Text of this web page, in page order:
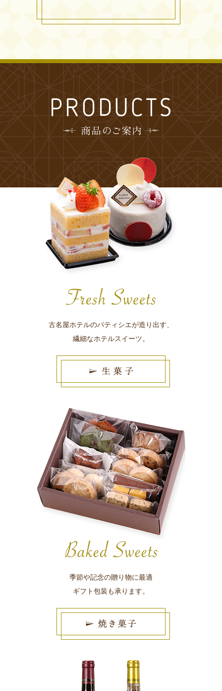
古名屋ホテルのパティシエが造り出す、
繊細なホテルスイーツ。
季節や記念の贈り物に最適
ギフト包装も承ります。